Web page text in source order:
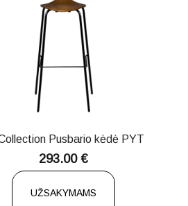
Pusbario kėdė PYT
293.00€
UŽSAKYMAMS